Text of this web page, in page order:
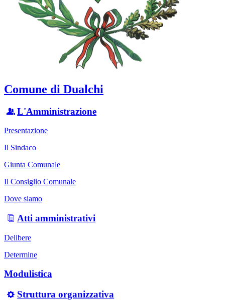
Comune di Dualchi
L'Amministrazione
Presentazione
Il Sindaco
Giunta Comunale
Il Consiglio Comunale
Dove siamo
Atti amministrativi
Delibere
Determine
Modulistica
Struttura organizzativa